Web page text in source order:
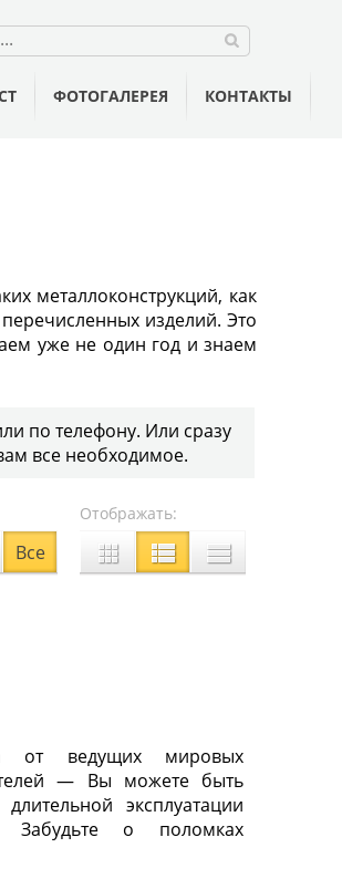
ФОТОГАЛЕРЕЯ КОНТАКТЫ
металлоконструкций, как
изделий. Это
уже не один год и знаем
по телефону. Или сразу
все необходимое.
Все
Отображать:
от ведущих мировых
— Вы можете быть
эксплуатации
Забудьте о поломках